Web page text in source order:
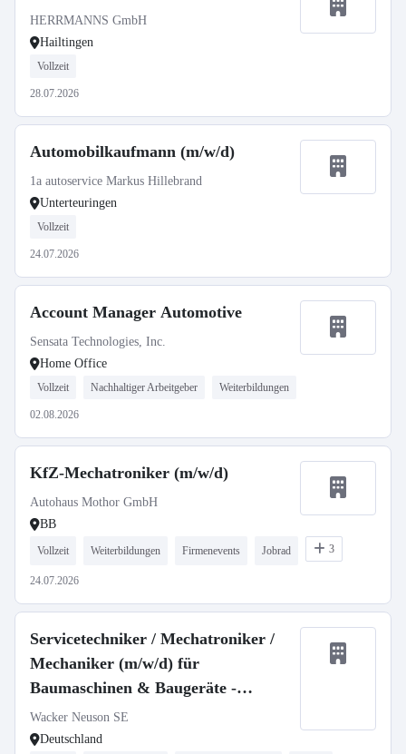
HERRMANNS GmbH
Hailtingen
Vollzeit
28.07.2026
Automobilkaufmann (m/w/d)
1a autoservice Markus Hillebrand
Unterteuringen
Vollzeit
24.07.2026
Account Manager Automotive
Sensata Technologies, Inc.
Home Office
Vollzeit Nachhaltiger Arbeitgeber Weiterbildungen
02.08.2026
KfZ-Mechatroniker (m/w/d)
Autohaus Mothor GmbH
BB
Vollzeit Weiterbildungen Firmenevents Jobrad 3
24.07.2026
Servicetechniker / Mechatroniker /
Mechaniker (m/w/d) für
Baumaschinen & Baugeräte -
stationär oder mobil
Wacker Neuson SE
Deutschland